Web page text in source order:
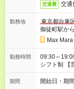
交通費 交通
勤務地
東京都台東
御徒町駅か
Max
勤務時間
09:30～19:00 実働7.5時間／休憩1.5時間 営業時間に合
シフト制 【
期間 開始日・期